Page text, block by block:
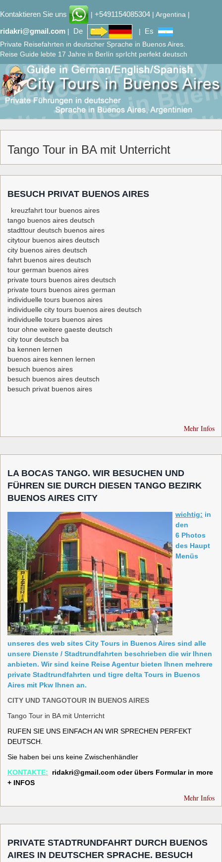
Kontaktieren Sie uns | +5491154085304 | Argentina |
ridakri@gmail.com | De | Es
Private Reisefahrten in deutscher Sprache in Buenos Aires.
Reise Guide lebte 17 Jahre in Berlín sprIcht perfekt deutsch
Tango Tour in BA mit Unterricht
BESUCH PRIVAT BUENOS AIRES
kreuzfahrt tour buenos aires
tango buenos aires deutsch
stadttour deutsch buenos aires
citytour buenos aires deutsch
city buenos aires deutsch
fahrt buenos aires deutsch
tour german buenos aires
private tours buenos aires deutsch
private tours buenos aires german
individuelle tours buenos aires
individuelle city tours buenos aires deutsch
individuelle tours buenos aires
tour ohne weitere gaeste deutsch
city tour deutsch ba
ba kennen lernen
buenos aires kennen lernen
besuch buenos aires
besuch buenos aires deutsch
besuch privat buenos aires
Mehr Infos
LA BOCAS TANGO. WIR BESUCHEN UND
FÜHREN SIE DURCH DIESEN TANGO BEZIRK
BUENOS AIRES CITY
wichtig: in
den
6 Photos
des Haupt
Menüs
unseres des web sites City Tours in Buenos Aires sind alle
unsere Dienste / Stadtrundfahrten beschrieben die wir Ihnen
anbieten. Wir sind keine Reise Agentur bieten Ihnen mehrere
private Stadtrundfahrten und tigre delta Tours in Buenos
Aires mit Pkw Ihnen an.
CITY UND TANGOTOUR IN BUENOS AIRES
Tango Tour in BA mit Unterricht
RUFEN SIE UNS EINFACH AN WIR SPRECHEN PERFEKT
DEUTSCH.
Sie haben bei uns keine Zwischenhändler
KONTAKTE:
ridakri@gmail.com oder übers Formular in more
+ INFOS
Mehr Infos
PRIVATE STADTRUNDFAHRT DURCH BUENOS
AIRES IN DEUTSCHER SPRACHE. BESUCH